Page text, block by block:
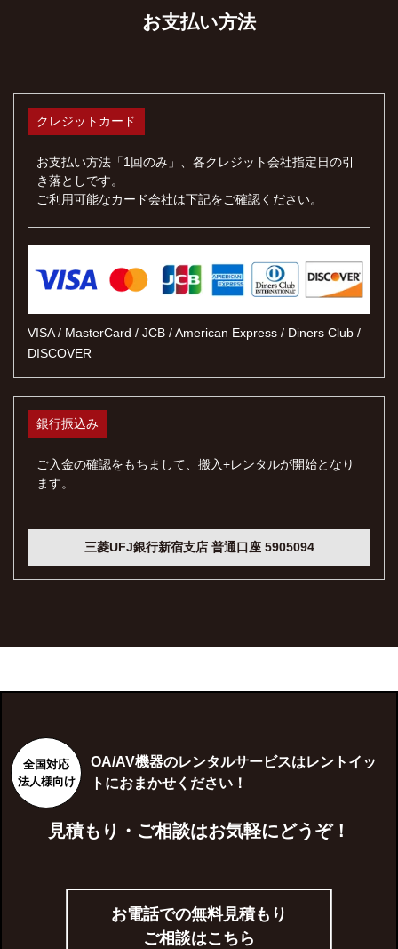
お支払い方法
クレジットカード
お支払い方法「1回のみ」、各クレジット会社指定日の引
き落としです。
ご利用可能なカード会社は下記をご確認ください。
VISA / MasterCard / JCB / American Express / Diners Club /
DISCOVER
銀行振込み
ご入金の確認をもちまして、搬入+レンタルが開始となり
ます。
三菱UFJ銀行新宿支店 普通口座 5905094
全国対応
法人様向け
OA/AV機器のレンタルサービスはレントイッ
トにおまかせください！
見積もり・ご相談はお気軽にどうぞ！
お電話での無料見積もり
ご相談はこちら